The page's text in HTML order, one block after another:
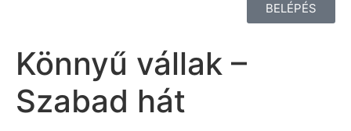
BELÉPÉS
Könnyű vállak –
Szabad hát